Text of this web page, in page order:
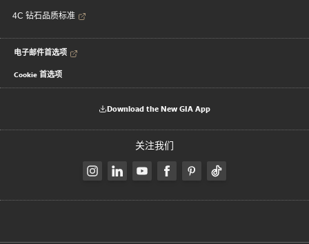
4C 钻石品质标准
电子邮件首选项
Cookie 首选项
Download the New GIA App
关注我们